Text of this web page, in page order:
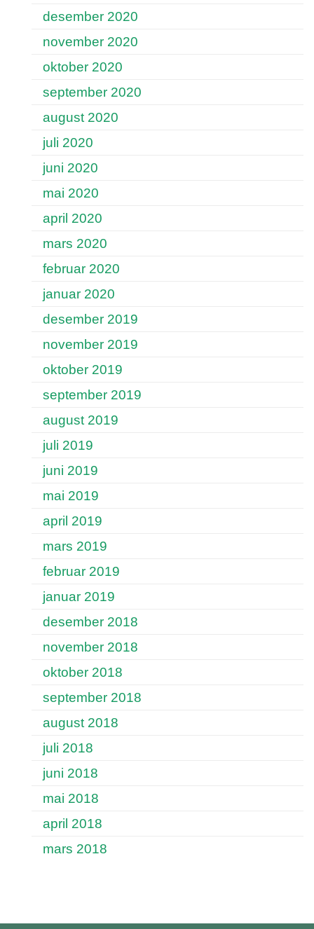
desember 2020
november 2020
oktober 2020
september 2020
august 2020
juli 2020
juni 2020
mai 2020
april 2020
mars 2020
februar 2020
januar 2020
desember 2019
november 2019
oktober 2019
september 2019
august 2019
juli 2019
juni 2019
mai 2019
april 2019
mars 2019
februar 2019
januar 2019
desember 2018
november 2018
oktober 2018
september 2018
august 2018
juli 2018
juni 2018
mai 2018
april 2018
mars 2018